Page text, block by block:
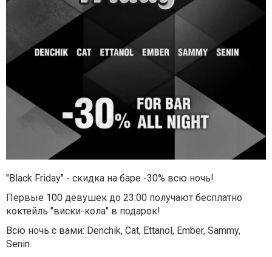
"Black Friday" - скидка на баре -30% всю ночь!
Первые 100 девушек до 23:00 получают бесплатно
коктейль "виски-кола" в подарок!
Всю ночь с вами: Denchik, Cat, Ettanol, Ember, Sammy,
Senin.